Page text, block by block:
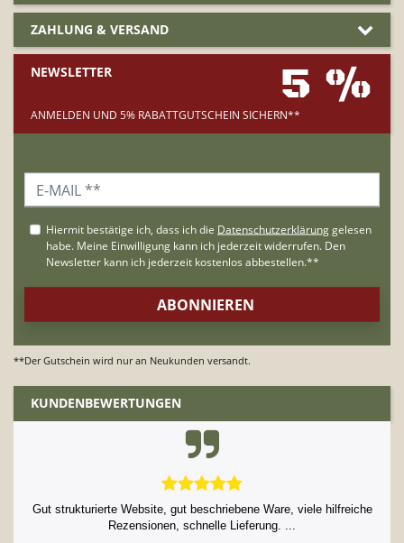
ZAHLUNG & VERSAND
NEWSLETTER 5 %
ANMELDEN UND 5% RABATTGUTSCHEIN SICHERN**
**Der Gutschein wird nur an Neukunden versandt.
KUNDENBEWERTUNGEN
Gut strukturierte Website, gut beschriebene Ware, viele hilfreiche
Rezensionen, schnelle Lieferung. ...